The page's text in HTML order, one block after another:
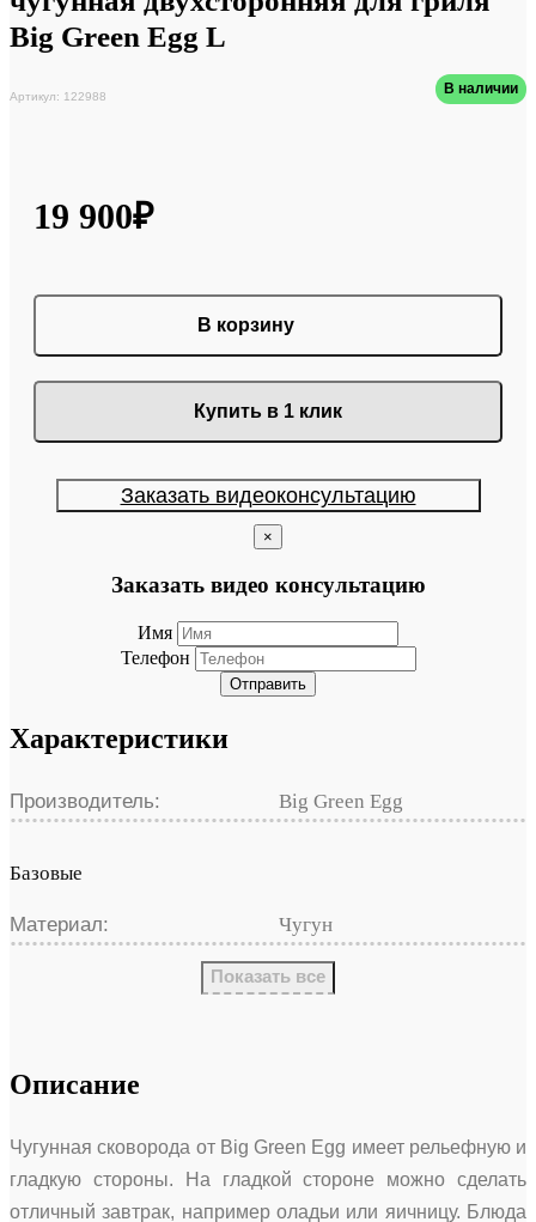
Big Green Egg L
Артикул: 122988 В наличии
19 900₽
В корзину
Купить в 1 клик
Заказать видеоконсультацию
×
Заказать видео консультацию
Имя
Телефон
Отправить
Характеристики
Производитель: Big Green Egg
Базовые
Материал: Чугун
Показать все
Описание
Чугунная сковорода от Big Green Egg имеет рельефную и
гладкую стороны. На гладкой стороне можно сделать
отличный завтрак, например оладьи или яичницу. Блюда